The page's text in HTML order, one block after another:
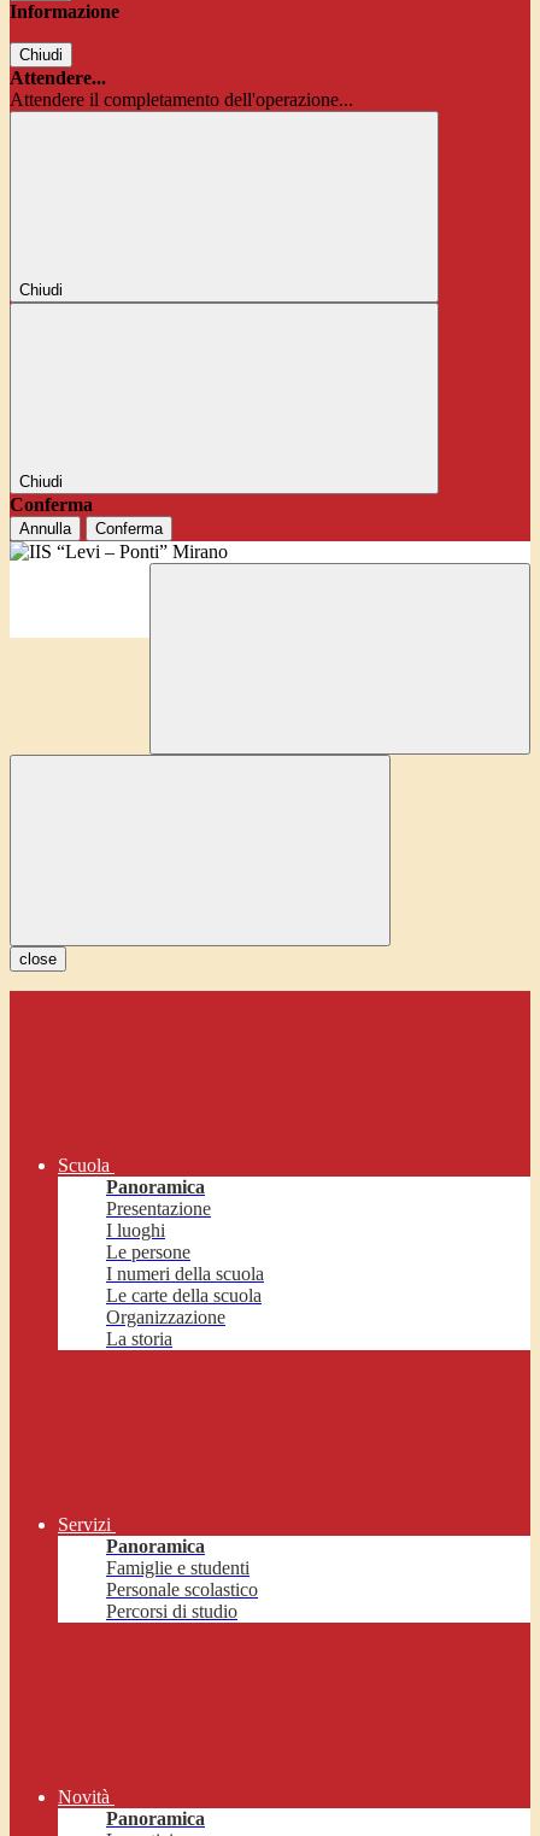
Informazione
Chiudi
Attendere...
Attendere il completamento dell'operazione...
Chiudi
Chiudi
Conferma
Annulla Conferma
close
Scuola
Panoramica
Presentazione
I luoghi
Le persone
I numeri della scuola
Le carte della scuola
Organizzazione
La storia
Servizi
Panoramica
Famiglie e studenti
Personale scolastico
Percorsi di studio
Novità
Panoramica